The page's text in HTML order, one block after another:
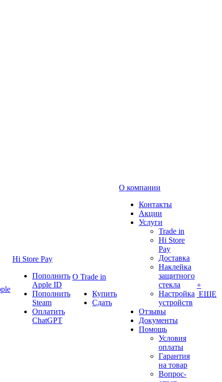
Hi Store Pay
Пополнить
Apple ID
Пополнить
Steam
Оплатить
ChatGPT
О Trade in
Купить
Сдать
О компании
Контакты
Акции
Услуги
Trade in
Hi Store
Pay
Доставка
Наклейка
защитного
стекла
Настройка
устройств
Отзывы
Документы
Помощь
Условия
оплаты
Гарантия
на товар
Вопрос-
+
ЕЩЕ